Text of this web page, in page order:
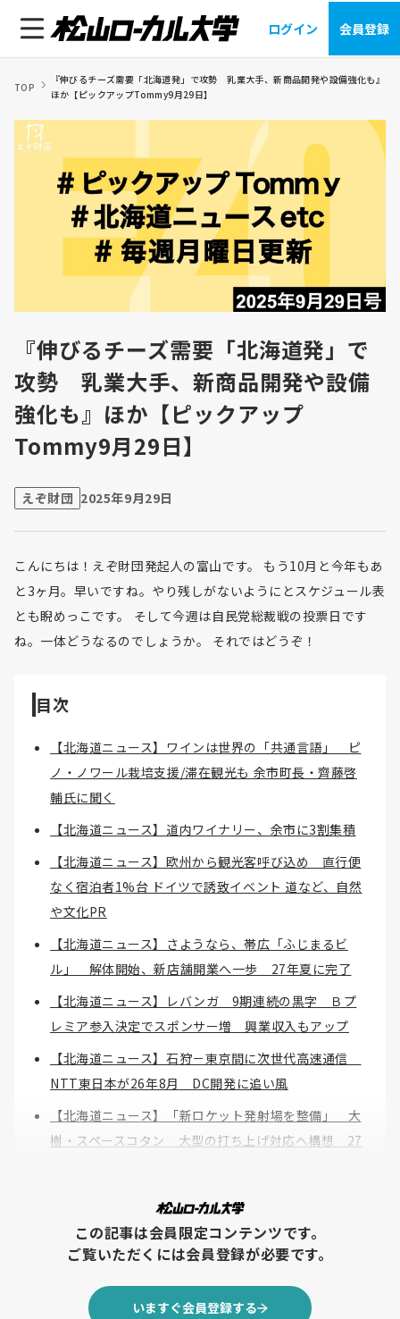
ログイン 会員登録
この記事は会員限定コンテンツです。
ご覧いただくには会員登録が必要です。
いますぐ会員登録する
TOP
『伸びるチーズ需要「北海道発」で攻勢 乳業大手、新商品開発や設備強化も』
ほか【ピックアップTommy9月29日】
『伸びるチーズ需要「北海道発」で
攻勢 乳業大手、新商品開発や設備
強化も』ほか【ピックアップ
Tommy9月29日】
えぞ財団 2025年9月29日
こんにちは！えぞ財団発起人の富山です。 もう10月と今年もあ
と3ヶ月。早いですね。やり残しがないようにとスケジュール表
とも睨めっこです。 そして今週は自民党総裁戦の投票日です
ね。一体どうなるのでしょうか。 それではどうぞ！
目次
【北海道ニュース】ワインは世界の「共通言語」 ピ
ノ・ノワール栽培支援/滞在観光も 余市町長・齊藤啓
輔氏に聞く
【北海道ニュース】道内ワイナリー、余市に3割集積
【北海道ニュース】欧州から観光客呼び込め 直行便
なく宿泊者1%台 ドイツで誘致イベント 道など、自然
や文化PR
【北海道ニュース】さようなら、帯広「ふじまるビ
ル」 解体開始、新店舗開業へ一歩 27年夏に完了
【北海道ニュース】レバンガ 9期連続の黒字 Ｂプ
レミア参入決定でスポンサー増 興業収入もアップ
【北海道ニュース】石狩－東京間に次世代高速通信
NTT東日本が26年8月 DC開発に追い風
【北海道ニュース】「新ロケット発射場を整備」 大
樹・スペースコタン 大型の打ち上げ対応へ構想 27
攻勢 乳業大手、新商品開発や設備強化も
【北海道ニュース】緊急避妊薬 薬局ゼロ町村もある